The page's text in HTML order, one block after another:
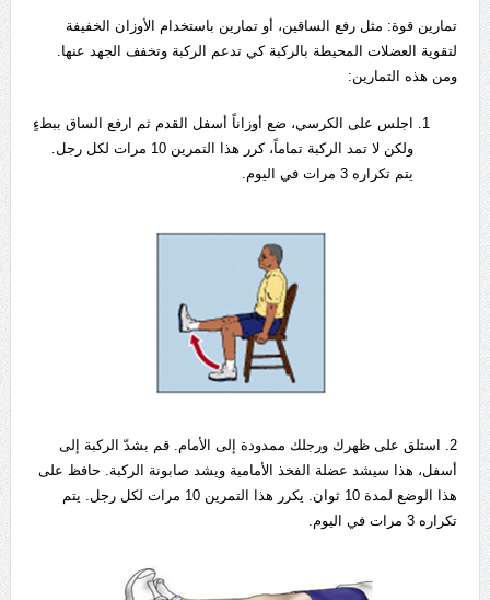
تمارين قوة: مثل رفع الساقين، أو تمارين باستخدام الأوزان الخفيفة
لتقوية العضلات المحيطة بالركبة كي تدعم الركبة وتخفف الجهد عنها.
ومن هذه التمارين:
اجلس على الكرسي، ضع أوزاناً أسفل القدم ثم ارفع الساق ببطءٍ
ولكن لا تمد الركبة تماماً، كرر هذا التمرين 10 مرات لكل رجل.
يتم تكراره 3 مرات في اليوم.
2. استلق على ظهرك ورجلك ممدودة إلى الأمام. قم بشدّ الركبة إلى
أسفل، هذا سيشد عضلة الفخذ الأمامية ويشد صابونة الركبة. حافظ على
هذا الوضع لمدة 10 ثوان. يكرر هذا التمرين 10 مرات لكل رجل. يتم
تكراره 3 مرات في اليوم.